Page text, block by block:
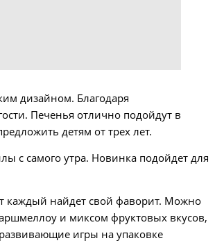
дизайном. Благодаря
Печенья отлично подойдут в
детям от трех лет.
с самого утра. Новинка подойдет для
каждый найдет свой фаворит. Можно
и миксом фруктовых вкусов,
игры на упаковке